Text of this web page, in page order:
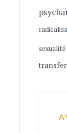
sexualité